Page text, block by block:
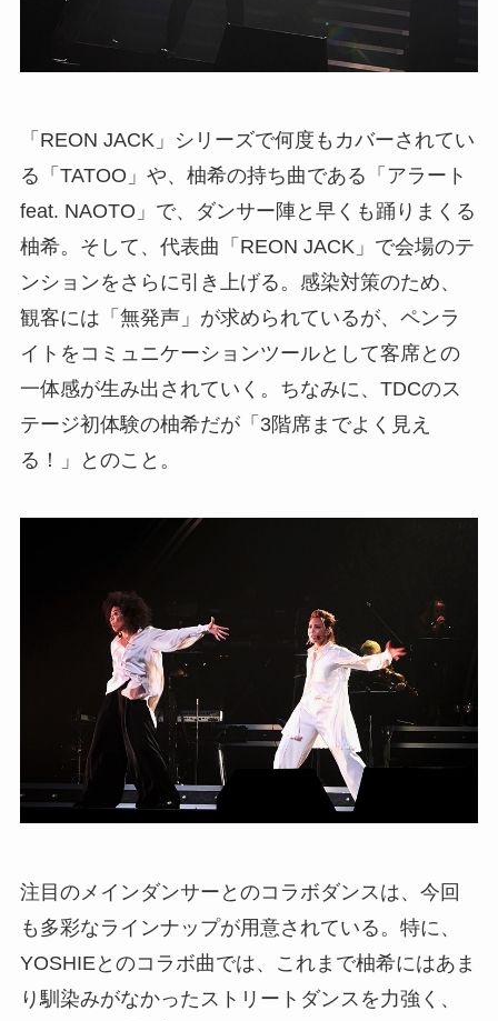
「REON JACK」シリーズで何度もカバーされてい
る「TATOO」や、柚希の持ち曲である「アラート
feat. NAOTO」で、ダンサー陣と早くも踊りまくる
柚希。そして、代表曲「REON JACK」で会場のテ
ンションをさらに引き上げる。感染対策のため、
観客には「無発声」が求められているが、ペンラ
イトをコミュニケーションツールとして客席との
一体感が生み出されていく。ちなみに、TDCのス
テージ初体験の柚希だが「3階席までよく見え
る！」とのこと。
注目のメインダンサーとのコラボダンスは、今回
も多彩なラインナップが用意されている。特に、
YOSHIEとのコラボ曲では、これまで柚希にはあま
り馴染みがなかったストリートダンスを力強く、